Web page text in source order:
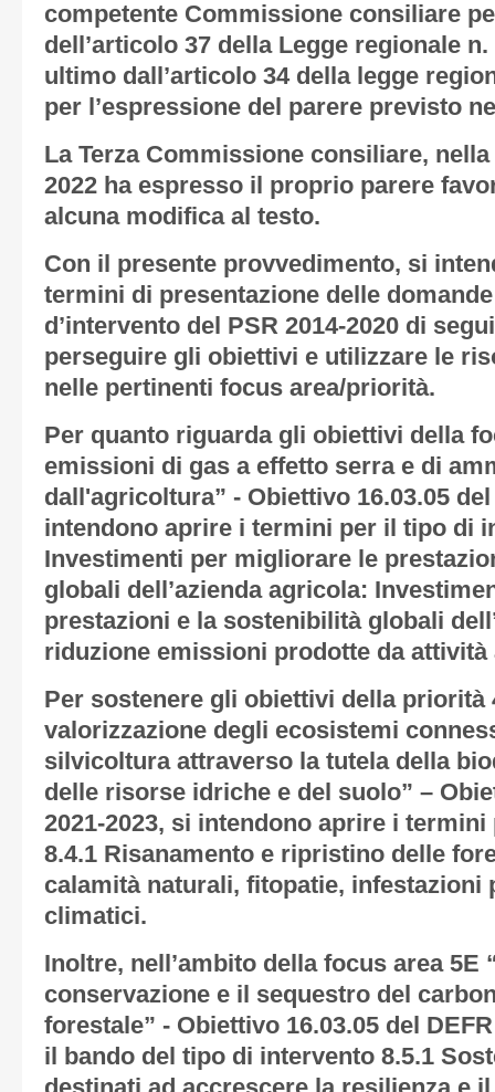
competente Commissione consiliare
dell’articolo 37 della Legge regionale
ultimo dall’articolo 34 della legge
per l’espressione del parere previsto
La Terza Commissione consiliare,
2022 ha espresso il proprio parere
alcuna modifica al testo.
Con il presente provvedimento, si
termini di presentazione delle
d’intervento del PSR 2014-2020 di
perseguire gli obiettivi e utilizzare le
nelle pertinenti focus area/priorità.
Per quanto riguarda gli obiettivi della
emissioni di gas a effetto serra e di
dall'agricoltura” - Obiettivo 16.03.05 del
intendono aprire i termini per il tipo di
Investimenti per migliorare le
globali dell’azienda agricola:
prestazioni e la sostenibilità globali
riduzione emissioni prodotte da attività
Per sostenere gli obiettivi della priorità
valorizzazione degli ecosistemi
silvicoltura attraverso la tutela della
delle risorse idriche e del suolo” –
2021-2023, si intendono aprire i
8.4.1 Risanamento e ripristino delle
calamità naturali, fitopatie, infestazioni
climatici.
Inoltre, nell’ambito della focus area 5E
conservazione e il sequestro del
forestale” - Obiettivo 16.03.05 del
il bando del tipo di intervento 8.5.1